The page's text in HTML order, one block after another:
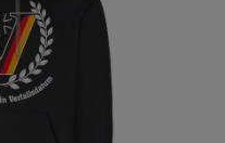
aus Qualitätsmängeln möglich.